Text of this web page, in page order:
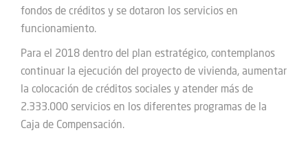
fondos de créditos y se dotaron los servicios en
funcionamiento.
Para el 2018 dentro del plan estratégico, contemplanos
continuar la ejecución del proyecto de vivienda, aumentar
la colocación de créditos sociales y atender más de
2.333.000 servicios en los diferentes programas de la
Caja de Compensación.